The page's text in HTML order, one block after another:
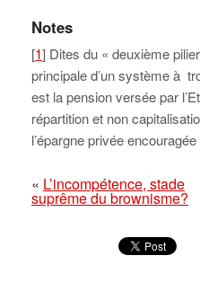
Notes
[1] Dites du « deuxième
principale d’un système à
est la pension versée par
répartition et non
l’épargne privée
« L’incompétence, stade
suprême du brownisme?